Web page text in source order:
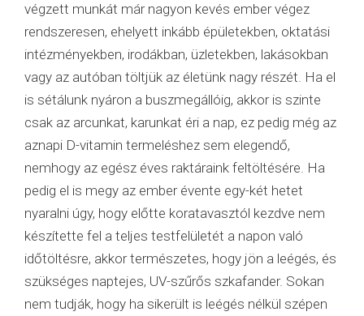
végzett munkát már nagyon kevés ember végez
rendszeresen, ehelyett inkább épületekben, oktatási
intézményekben, irodákban, üzletekben, lakásokban
vagy az autóban töltjük az életünk nagy részét. Ha el
is sétálunk nyáron a buszmegállóig, akkor is szinte
csak az arcunkat, karunkat éri a nap, ez pedig még az
aznapi D-vitamin termeléshez sem elegendő,
nemhogy az egész éves raktáraink feltöltésére. Ha
pedig el is megy az ember évente egy-két hetet
nyaralni úgy, hogy előtte koratavasztól kezdve nem
készítette fel a teljes testfelületét a napon való
időtöltésre, akkor természetes, hogy jön a leégés, és
szükséges naptejes, UV-szűrős szkafander. Sokan
nem tudják, hogy ha sikerült is leégés nélkül szépen